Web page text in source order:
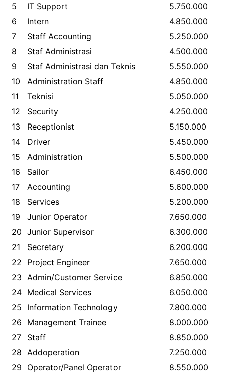
5
IT Support
5.750.000
6
Intern
4.850.000
7
Staff Accounting
5.250.000
8
Staf Administrasi
4.500.000
9
Staf Administrasi dan Teknis
5.550.000
10
Administration Staff
4.850.000
11
Teknisi
5.050.000
12
Security
4.250.000
13
Receptionist
5.150.000
14
Driver
5.450.000
15
Administration
5.500.000
16
Sailor
6.450.000
17
Accounting
5.600.000
18
Services
5.200.000
19
Junior Operator
7.650.000
20 Junior Supervisor
6.300.000
21
Secretary
6.200.000
22
Project Engineer
7.650.000
23
Admin/Customer Service
6.850.000
24 Medical Services
6.050.000
25
Information Technology
7.800.000
26
Management Trainee
8.000.000
27
Staff
8.850.000
28
Addoperation
7.250.000
29
Operator/Panel Operator
8.550.000